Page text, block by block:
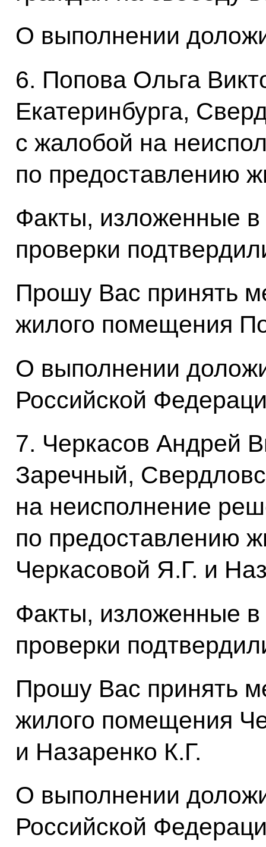
О выполнении
6. Попова Ольга
Екатеринбурга,
с жалобой на
по предоставлению
Факты, изложенные
проверки
Прошу Вас принять
жилого помещения
О выполнении
Российской
7. Черкасов Андрей
Заречный,
на неисполнение
по предоставлению
Черкасовой Я.Г. и
Факты, изложенные
проверки
Прошу Вас принять
жилого помещения
и Назаренко К.Г.
О выполнении
Российской